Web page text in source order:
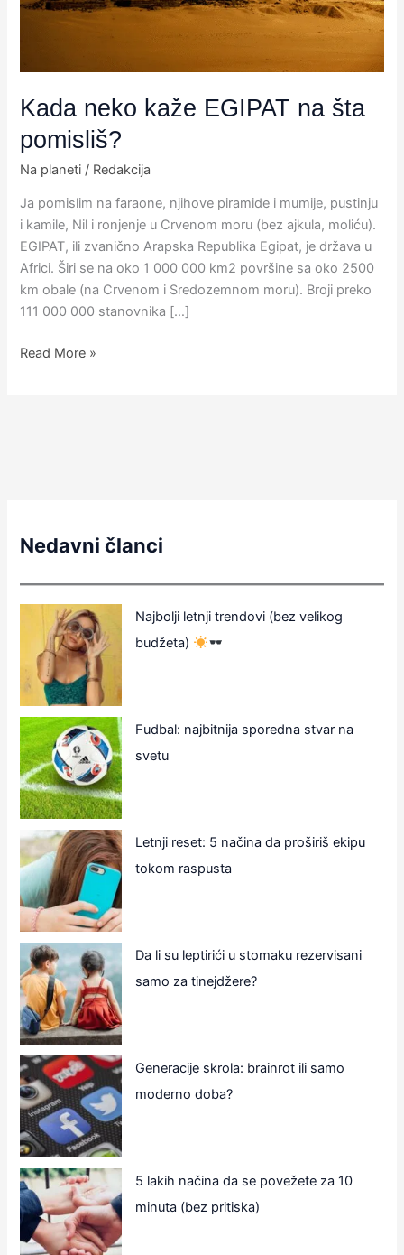
Kada neko kaže EGIPAT na šta
pomisliš?
Na planeti / Redakcija
Ja pomislim na faraone, njihove piramide i mumije, pustinju
i kamile, Nil i ronjenje u Crvenom moru (bez ajkula, moliću).
EGIPAT, ili zvanično Arapska Republika Egipat, je država u
Africi. Širi se na oko 1 000 000 km2 površine sa oko 2500
km obale (na Crvenom i Sredozemnom moru). Broji preko
111 000 000 stanovnika […]
pomisliš?
Read More »
Nedavni članci
Najbolji letnji trendovi (bez velikog
budžeta)
Fudbal: najbitnija sporedna stvar na
svetu
Letnji reset: 5 načina da proširiš ekipu
tokom raspusta
Da li su leptirići u stomaku rezervisani
samo za tinejdžere?
Generacije skrola: brainrot ili samo
moderno doba?
5 lakih načina da se povežete za 10
minuta (bez pritiska)